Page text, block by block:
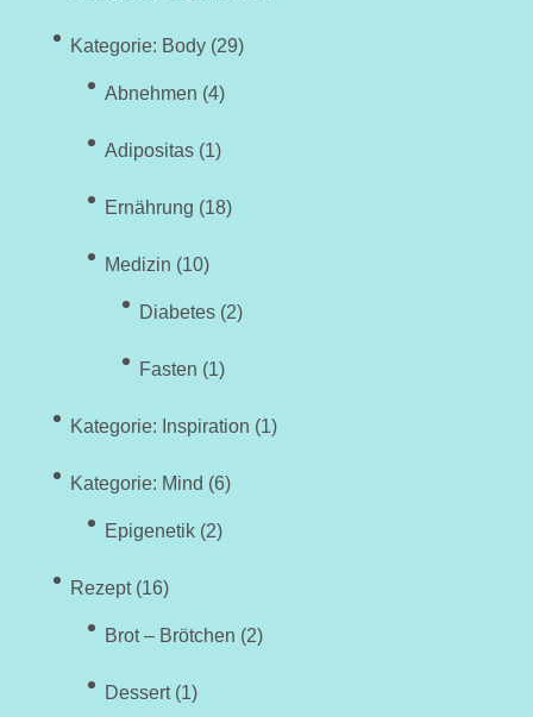
Kategorie: Body(29)
Abnehmen (4)
Adipositas(1)
Ernährung (18)
Medizin (10)
Diabetes(2)
Fasten (1)
Kategorie: Inspiration (1)
Kategorie: Mind (6)
Epigenetik(2)
Rezept(16)
Brot – Brötchen (2)
Dessert(1)